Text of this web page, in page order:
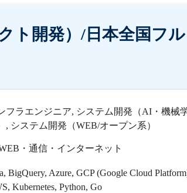
ト開発）/日本全国フ
フラエンジニア, システム開発（AI・機械
, システム開発（WEB/オープン系）
・通信・インターネット
, BigQuery, Azure, GCP (Google Cloud
, Kubernetes, Python, Go